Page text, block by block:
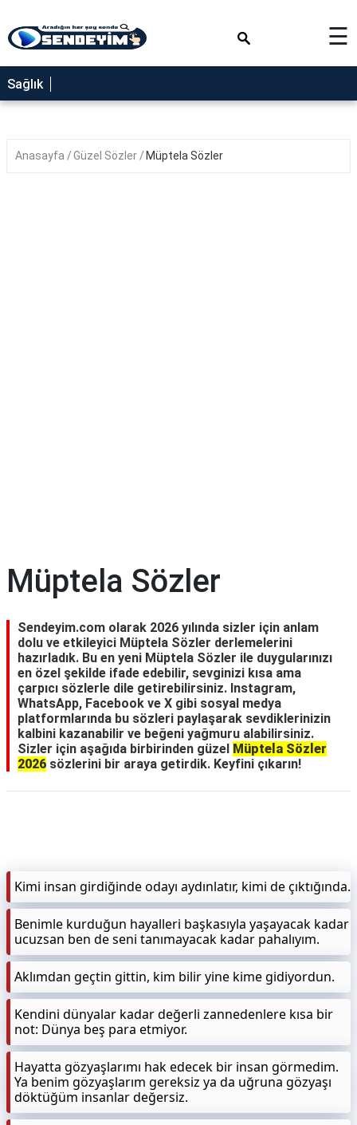
SAĞLIK
NEDİR
YEMEK
☰
Sağlık
Anasayfa Güzel Sözler Müptela Sözler
Müptela Sözler
Sendeyim.com olarak 2026 yılında sizler için anlam
dolu ve etkileyici Müptela Sözler derlemelerini
hazırladık. Bu en yeni Müptela Sözler ile duygularınızı
en özel şekilde ifade edebilir, sevginizi kısa ama
çarpıcı sözlerle dile getirebilirsiniz. Instagram,
WhatsApp, Facebook ve X gibi sosyal medya
platformlarında bu sözleri paylaşarak sevdiklerinizin
kalbini kazanabilir ve beğeni yağmuru alabilirsiniz.
Sizler için aşağıda birbirinden güzel Müptela Sözler
2026 sözlerini bir araya getirdik. Keyfini çıkarın!
Kimi insan girdiğinde odayı aydınlatır, kimi de çıktığında.
Benimle kurduğun hayalleri başkasıyla yaşayacak kadar
ucuzsan ben de seni tanımayacak kadar pahalıyım.
Aklımdan geçtin gittin, kim bilir yine kime gidiyordun.
Kendini dünyalar kadar değerli zannedenlere kısa bir
not: Dünya beş para etmiyor.
Hayatta gözyaşlarımı hak edecek bir insan görmedim.
Ya benim gözyaşlarım gereksiz ya da uğruna gözyaşı
döktüğüm insanlar değersiz.